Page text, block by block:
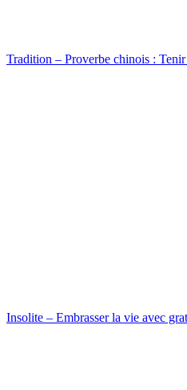
Tradition – Proverbe chinois :
Insolite – Embrasser la vie avec